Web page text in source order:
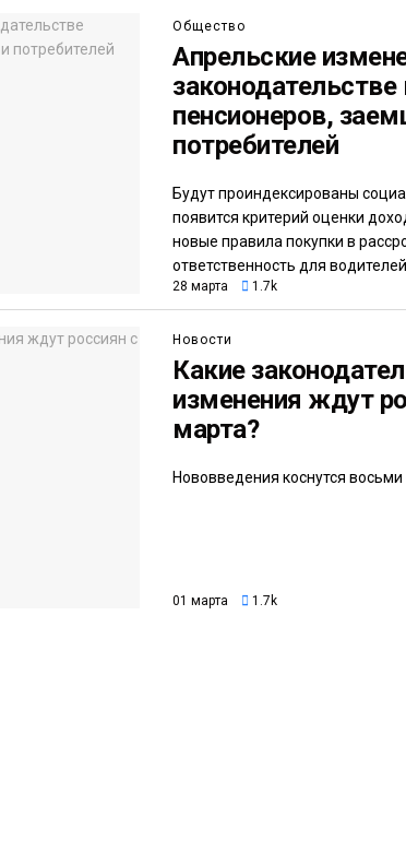
Общество
Апрельские
законодательстве
пенсионеров,
потребителей
Будут проиндексированы
появится критерий оценки
новые правила покупки в
ответственность для
28 марта 1.7k
Новости
Какие
изменения ждут
марта?
Нововведения коснутся
01 марта 1.7k